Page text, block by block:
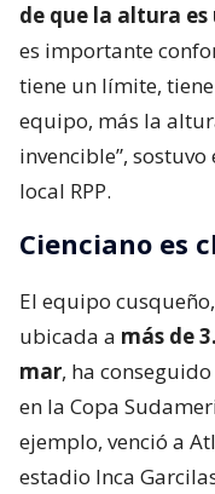
de que la altura
es importante
tiene un límite,
equipo, más la
invencible”,
local RPP.
Cienciano es
El equipo
ubicada a más de
mar, ha
en la Copa
ejemplo, venció a
estadio Inca